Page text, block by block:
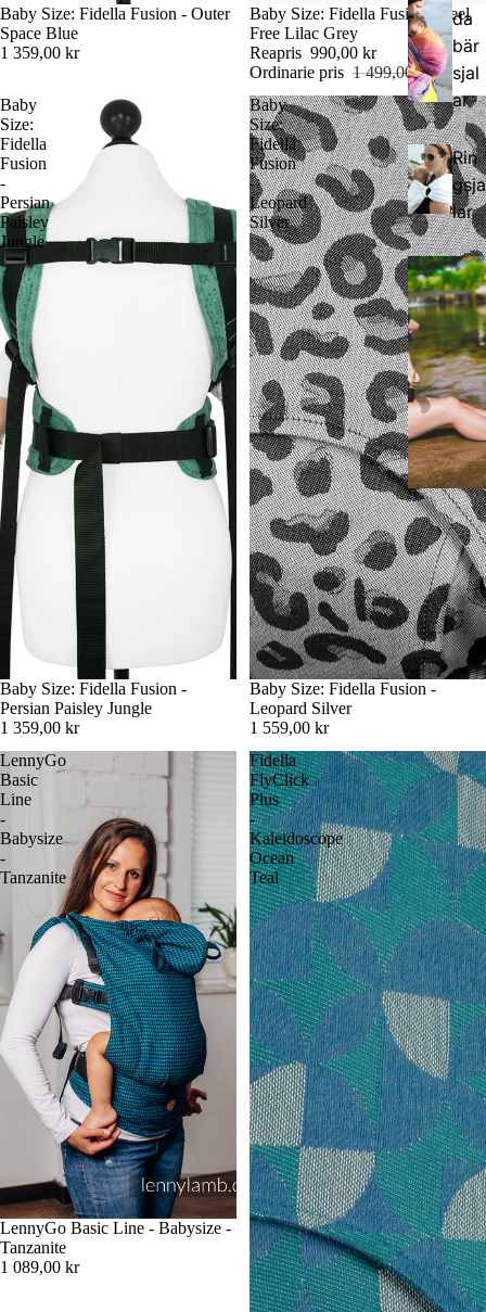
da
bär
sjal
ar
Rin
gsja
lar
Baby Size: Fidella Fusion - Outer
Space Blue
1 359,00 kr
Rea
Baby Size: Fidella Fusion - Feel
Free Lilac Grey
Reapris 990,00 kr
Ordinarie pris 1 499,00 kr
Baby
Size:
Fidella
Fusion
-
Persian
Paisley
Jungle
Baby Size: Fidella Fusion -
Persian Paisley Jungle
1 359,00 kr
Baby
Size:
Fidella
Fusion
-
Leopard
Silver
Baby Size: Fidella Fusion -
Leopard Silver
1 559,00 kr
LennyGo
Basic
Line
-
Babysize
-
Tanzanite
LennyGo Basic Line - Babysize -
Tanzanite
1 089,00 kr
Fidella
FlyClick
Plus
-
Kaleidoscope
Ocean
Teal